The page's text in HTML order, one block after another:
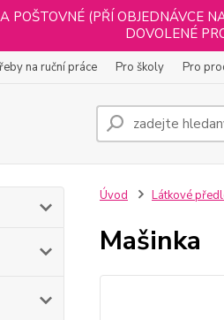
POŠTOVNÉ (PŘÍ OBJEDNÁVCE
DOVOLENÉ
na ruční práce Pro školy Pro
Úvod Látkové
Mašinka